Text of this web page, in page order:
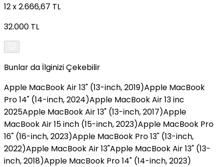
12 x 2.666,67 TL
32.000 TL
Bunlar da İlginizi Çekebilir
Apple MacBook Air 13" (13-inch, 2019)Apple MacBook
Pro 14" (14-inch, 2024)Apple MacBook Air 13 inc
2025Apple MacBook Air 13" (13-inch, 2017)Apple
MacBook Air 15 inch (15-inch, 2023)Apple MacBook Pro
16" (16-inch, 2023)Apple MacBook Pro 13" (13-inch,
2022)Apple MacBook Air 13"Apple MacBook Air 13" (13-
inch, 2018)Apple MacBook Pro 14" (14-inch, 2023)